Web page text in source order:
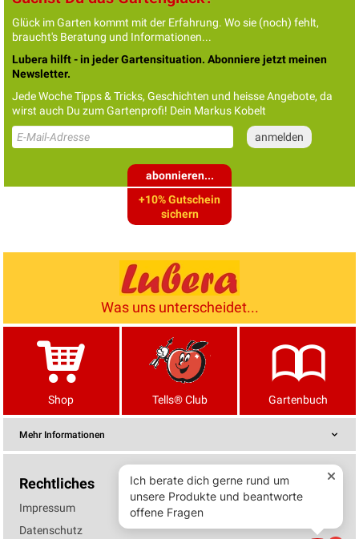
Glück im Garten kommt mit der Erfahrung. Wo sie (noch) fehlt,
braucht's Beratung und Informationen...
Lubera hilft - in jeder Gartensituation. Abonniere jetzt meinen
Newsletter.
Jede Woche Tipps & Tricks, Geschichten und heisse Angebote, da
wirst auch Du zum Gartenprofi! Dein Markus Kobelt
abonnieren...
+10% Gutschein
sichern
Was uns unterscheidet...
Shop Tells® Club Gartenbuch
Mehr Informationen
Rechtliches
Impressum
Datenschutz